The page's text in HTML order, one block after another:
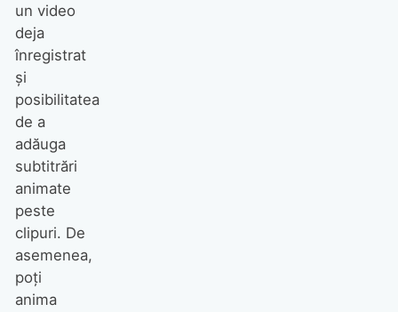
un video
deja
înregistrat
și
posibilitatea
de a
adăuga
subtitrări
animate
peste
clipuri. De
asemenea,
poți
anima